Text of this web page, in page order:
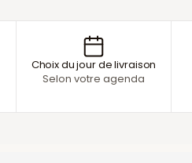
Choix du jour de livraison
Selon votre agenda